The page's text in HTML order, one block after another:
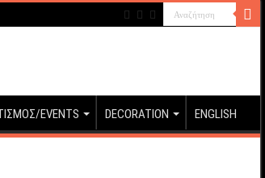
EVENTS DECORATION ENGLISH